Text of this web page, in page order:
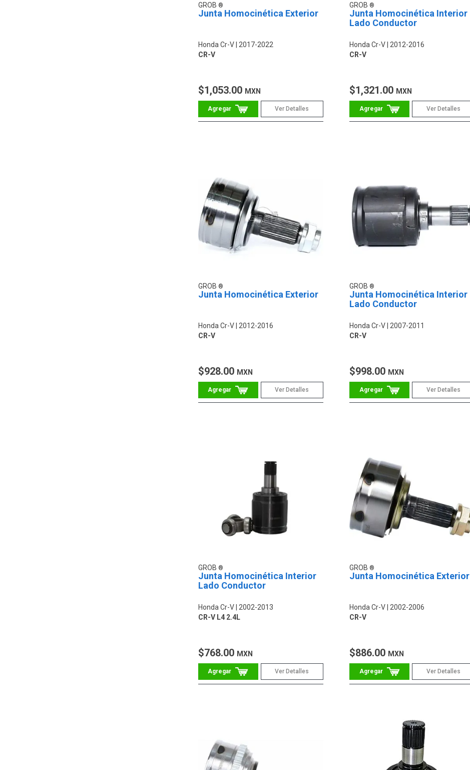
GROB
Junta Homocinética Exterior
Honda Cr-V
2017-2022
CR-V
$1,053.00 MXN
Ver Detalles
GROB
Junta Homocinética Interior
Lado Conductor
Honda Cr-V
2012-2016
CR-V
$1,321.00 MXN
Ver Detalles
GROB
Junta Homocinética Exterior
Honda Cr-V 2012-2016
CR-V
$928.00 MXN
Ver Detalles
GROB
Junta Homocinética Interior
Lado Conductor
Honda Cr-V 2007-2011
CR-V
$998.00 MXN
Ver Detalles
GROB
Junta Homocinética Interior
Lado Conductor
Honda Cr-V
2002-2013
CR-V L4 2.4L
$768.00 MXN
Ver Detalles
GROB
Junta Homocinética Exterior
Honda Cr-V
2002-2006
CR-V
$886.00 MXN
Ver Detalles